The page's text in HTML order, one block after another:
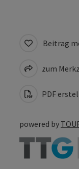
Beitrag
zum
PDF
powered by